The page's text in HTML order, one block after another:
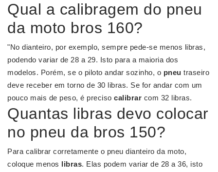
Qual a calibragem do pneu
da moto bros 160?
"No dianteiro, por exemplo, sempre pede-se menos libras,
podendo variar de 28 a 29. Isto para a maioria dos
modelos. Porém, se o piloto andar sozinho, o pneu traseiro
deve receber em torno de 30 libras. Se for andar com um
pouco mais de peso, é preciso calibrar com 32 libras.
Quantas libras devo colocar
no pneu da bros 150?
Para calibrar corretamente o pneu dianteiro da moto,
coloque menos libras. Elas podem variar de 28 a 36, isto